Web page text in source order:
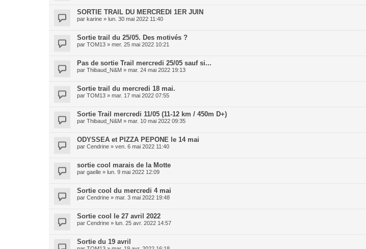
SORTIE TRAIL DU MERCREDI 1ER JUIN
par karine » lun. 30 mai 2022 11:40
Sortie trail du 25/05. Des motivés ?
par TOM13 » mer. 25 mai 2022 10:21
Pas de sortie Trail mercredi 25/05 sauf si...
par Thibaud_N&M » mar. 24 mai 2022 19:13
Sortie trail du mercredi 18 mai.
par TOM13 » mar. 17 mai 2022 07:55
Sortie Trail mercredi 11/05 (11-12 km / 450m D+)
par Thibaud_N&M » mar. 10 mai 2022 09:35
ODYSSEA et PIZZA PEPONE le 14 mai
par Cendrine » ven. 6 mai 2022 11:40
sortie cool marais de la Motte
par gaelle » lun. 9 mai 2022 12:09
Sortie cool du mercredi 4 mai
par Cendrine » mar. 3 mai 2022 19:48
Sortie cool le 27 avril 2022
par Cendrine » lun. 25 avr. 2022 14:57
Sortie du 19 avril